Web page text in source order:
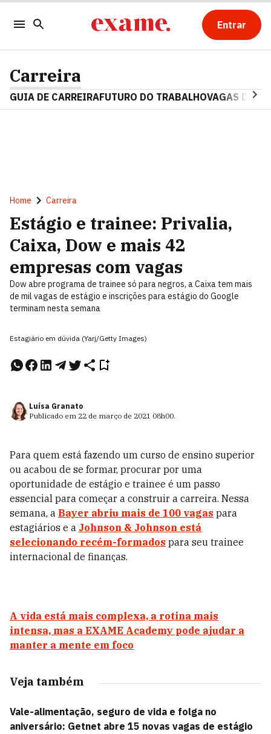
Entrar
Carreira
GUIA DE CARREIRAFUTURO DO TRABALHOVAGAS DE
Home Carreira
Estágio e trainee: Privalia,
Caixa, Dow e mais 42
empresas com vagas
Dow abre programa de trainee só para negros, a Caixa tem mais
de mil vagas de estágio e inscrições para estágio do Google
terminam nesta semana
Estagiário em dúvida (Yarj/Getty Images)
Luísa Granato
Publicado em 22 de março de 2021 08h00.
Para quem está fazendo um curso de ensino superior
ou acabou de se formar, procurar por uma
oportunidade de estágio e trainee é um passo
essencial para começar a construir a carreira. Nessa
semana, a Bayer abriu mais de 100 vagas para
estagiários e a Johnson & Johnson está
selecionando recém-formados para seu trainee
internacional de finanças.
A vida está mais complexa, a rotina mais
intensa, mas a EXAME Academy pode ajudar a
manter a mente em foco
Veja também
Vale-alimentação, seguro de vida e folga no
aniversário: Getnet abre 15 novas vagas de estágio